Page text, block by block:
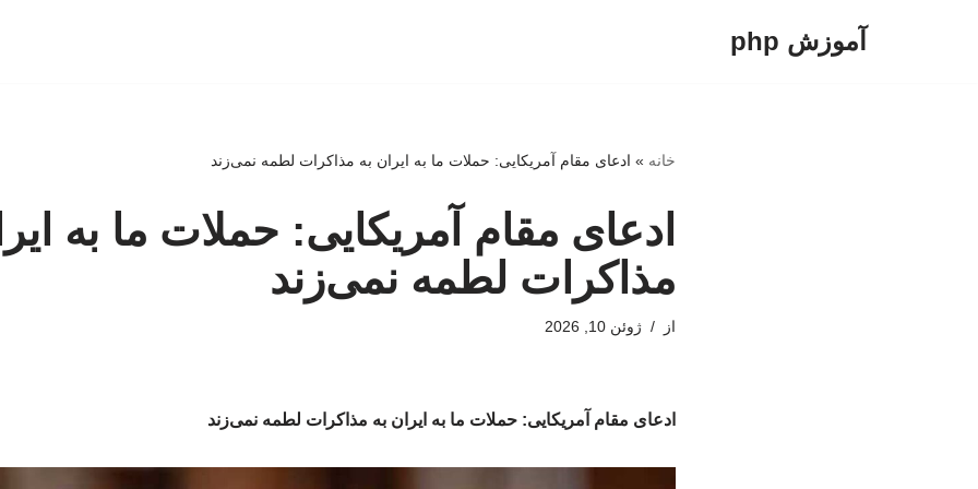
آموزش php
خانه » ادعای مقام آمریکایی: حملات ما به ایران به مذاکرات لطمه نمی‌زند
ادعای مقام آمریکایی: حملات ما به
مذاکرات لطمه نمی‌زند
از ژوئن 10, 2026
ادعای مقام آمریکایی: حملات ما به ایران به مذاکرات لطمه نمی‌زند